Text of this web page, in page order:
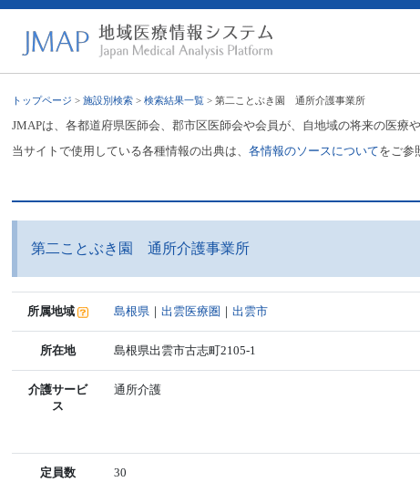
トップページ >施設別検索 >検索結果一覧 > 第二ことぶき園 通所介護事業所
JMAPは、各都道府県医師会、郡市区医師会や会員が、自地域の将来の医
当サイトで使用している各種情報の出典は、各情報のソースについてをご参
第二ことぶき園 通所介護事業所
所属地域 島根県 ｜出雲医療圏 ｜出雲市
所在地 島根県出雲市古志町2105-1
介護サービ
ス
通所介護
定員数 30